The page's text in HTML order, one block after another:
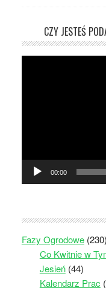
CZY JESTEŚ
00:00
Fazy Ogrodowe(230)
Co Kwitnie w
Jesień(44)
Kalendarz Prac